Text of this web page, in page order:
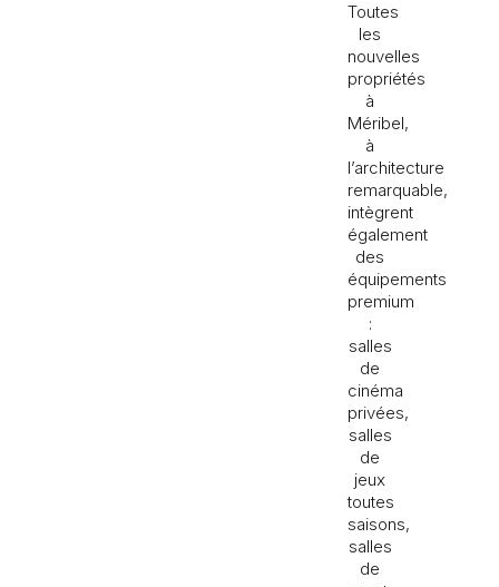
Toutes
les
nouvelles
propriétés
à
Méribel,
à
l’architecture
remarquable,
intègrent
également
des
équipements
premium
:
salles
de
cinéma
privées,
salles
de
jeux
toutes
saisons,
salles
de